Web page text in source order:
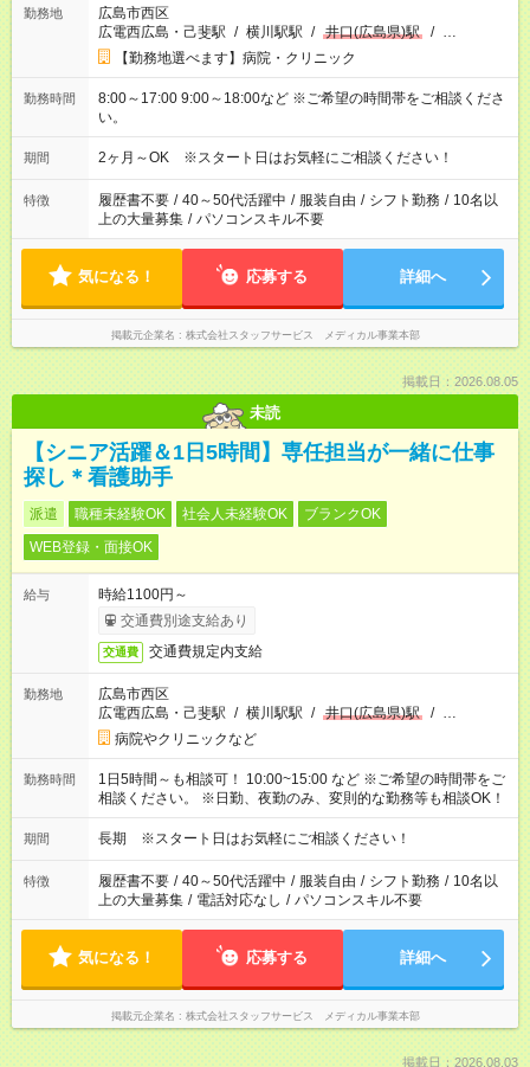
勤務地
広島市西区
広電西広島・己斐駅 / 横川駅駅 / 井口(広島県)駅 / …
【勤務地選べます】病院・クリニック
勤務時間
8:00～17:00 9:00～18:00など ※ご希望の時間帯をご相談くださ
い。
期間 2ヶ月～OK ※スタート日はお気軽にご相談ください！
特徴 履歴書不要 / 40～50代活躍中 / 服装自由 / シフト勤務 / 10名以
上の大量募集 / パソコンスキル不要
気になる！ 応募する 詳細へ
掲載元企業名 株式会社スタッフサービス メディカル事業本部
掲載日：2026.08.05
未読
【シニア活躍＆1日5時間】専任担当が一緒に仕事
探し＊看護助手
派遣 職種未経験OK 社会人未経験OK
ブランクOK
WEB登録・面接OK
給与
時給1100円～
交通費別途支給あり
交通費 交通費規定内支給
勤務地
広島市西区
広電西広島・己斐駅 / 横川駅駅 / 井口(広島県)駅 / …
病院やクリニックなど
勤務時間
1日5時間～も相談可！ 10:00~15:00 など ※ご希望の時間帯をご
相談ください。 ※日勤、夜勤のみ、変則的な勤務等も相談OK！
期間 長期 ※スタート日はお気軽にご相談ください！
特徴 履歴書不要 / 40～50代活躍中 / 服装自由 / シフト勤務 / 10名以
上の大量募集 / 電話対応なし / パソコンスキル不要
気になる！ 応募する 詳細へ
掲載元企業名 株式会社スタッフサービス メディカル事業本部
掲載日：2026.08.03